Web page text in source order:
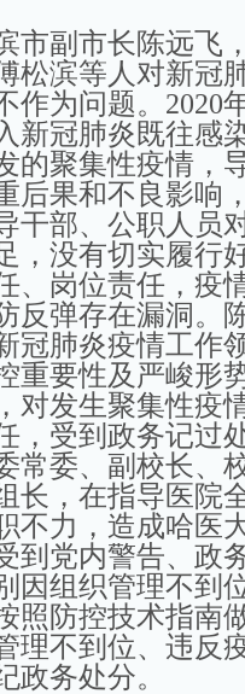
副市长陈远飞
松滨等人对新冠
作为问题。2020
新冠肺炎既往感
的聚集性疫情，
后果和不良影响
干部、公职人员
，没有切实履行
、岗位责任，疫
反弹存在漏洞。
冠肺炎疫情工作
重要性及严峻形
对发生聚集性疫
，受到政务记过
常委、副校长、
长，在指导医院
不力，造成哈医
到党内警告、政
因组织管理不到
照防控技术指南
理不到位、违反
政务处分。